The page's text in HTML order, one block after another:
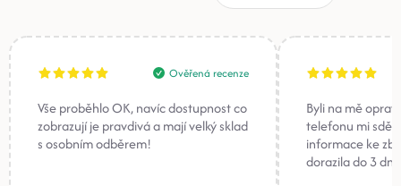
Ověřená recenze
Vše proběhlo OK, navíc dostupnost co
zobrazují je pravdivá a mají velký sklad
s osobním odběrem!
Byli na mě
telefonu mi
informace ke
dorazila do 3